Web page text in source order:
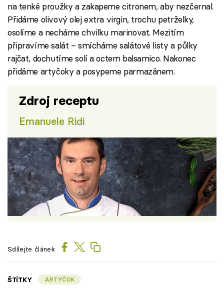
na tenké proužky a zakapeme citronem, aby nezčernal.
Přidáme olivový olej extra virgin, trochu petrželky,
osolíme a necháme chvilku marinovat. Mezitím
připravíme salát – smícháme salátové listy a půlky
rajčat, dochutíme solí a octem balsamico. Nakonec
přidáme artyčoky a posypeme parmazánem.
Zdroj receptu
Emanuele Ridi
Sdílejte článek
ŠTÍTKY ARTYČOK